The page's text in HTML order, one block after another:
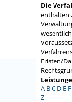
Die
enthalten
Fristen/
A BC D E F
Z